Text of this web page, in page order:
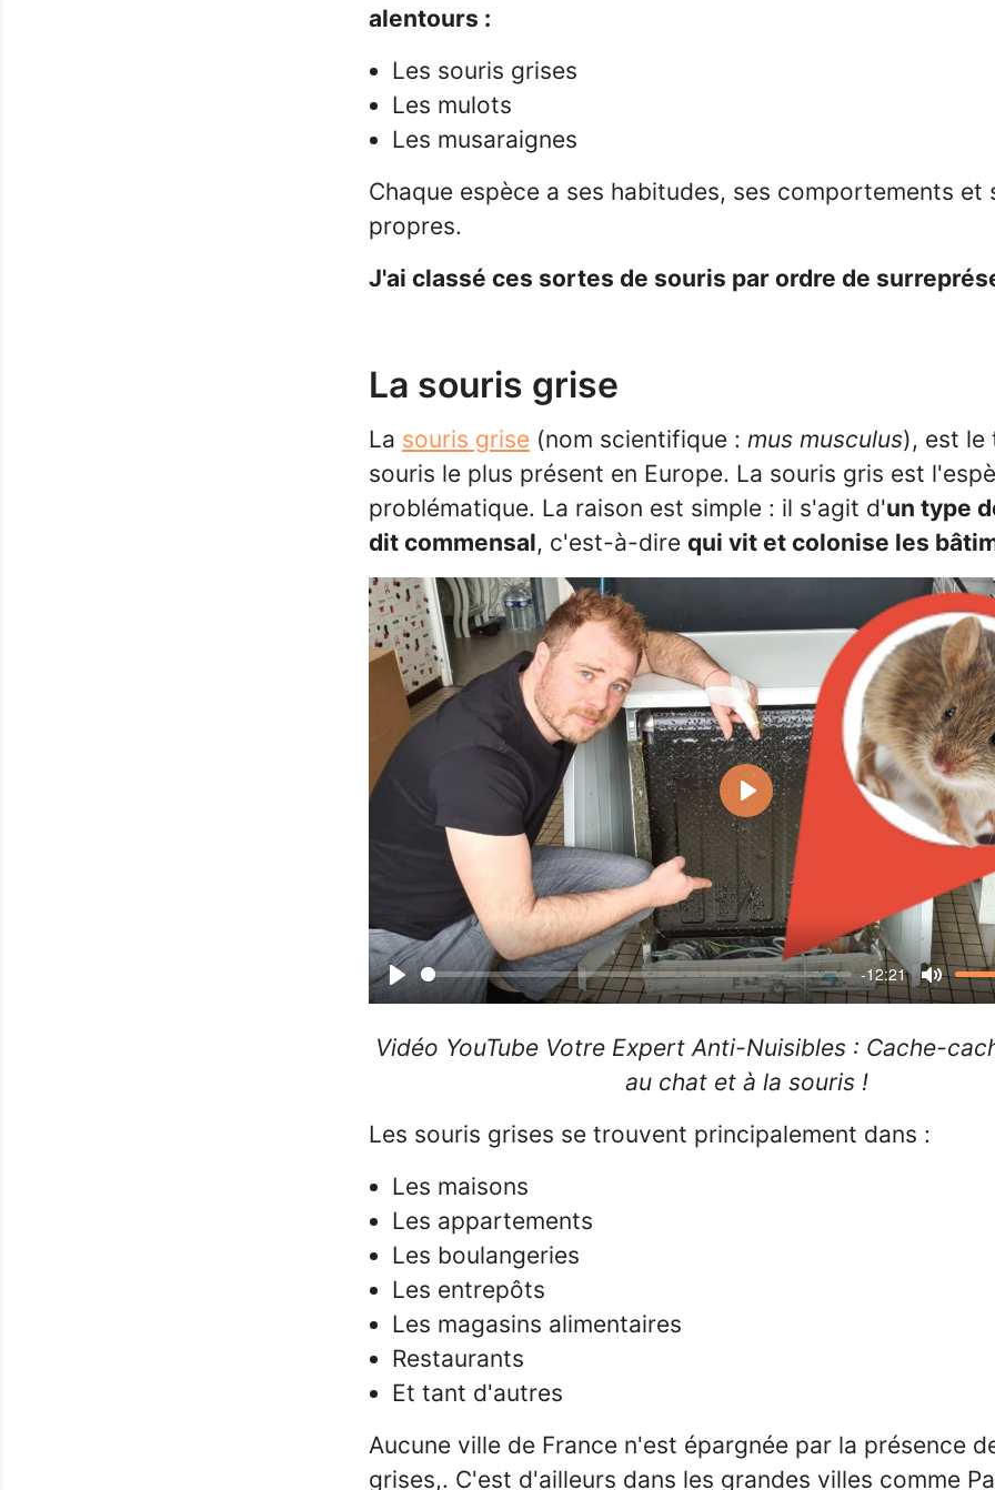
alentours :
Les souris grises
Les mulots
Les musaraignes
Chaque espèce a ses habitudes, ses comportements et
propres.
J'ai classé ces sortes de souris par ordre de
La souris grise
La souris grise (nom scientifique : mus musculus), est le
souris le plus présent en Europe. La souris gris est
problématique. La raison est simple : il s'agit d'un type
dit commensal, c'est-à-dire qui vit et colonise les
Play
-12:21
Mute
Play
Vidéo YouTube Votre Expert Anti-Nuisibles : Cache-
au chat et à la souris !
Les souris grises se trouvent principalement dans :
Les maisons
Les appartements
Les boulangeries
Les entrepôts
Les magasins alimentaires
Restaurants
Et tant d'autres
Aucune ville de France n'est épargnée par la présence
grises,. C'est d'ailleurs dans les grandes villes comme